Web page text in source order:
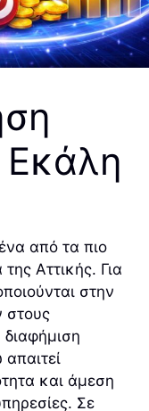
Εκάλη
από τα πιο
Αττικής. Για
στην
στους
και άμεση
Σε